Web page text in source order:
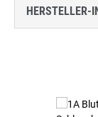
HERSTELLER-